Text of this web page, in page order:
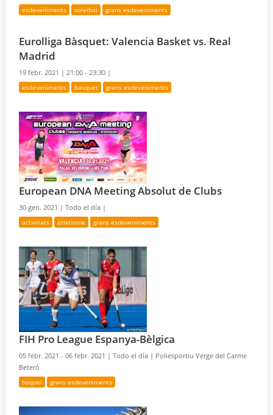
esdeveniments voleibol grans esdeveniments
Eurolliga Bàsquet: Valencia Basket vs. Real
Madrid
19 febr. 2021 | 21:00 - 23:30 |
esdeveniments basquet grans esdeveniments
European DNA Meeting Absolut de Clubs
30 gen. 2021 |Todo el día |
activitats atletisme grans esdeveniments
FIH Pro League Espanya-Bèlgica
05 febr. 2021 - 06 febr. 2021 |Todo el día | Poliesportiu Verge del Carme
Beteró
hoquei grans esdeveniments